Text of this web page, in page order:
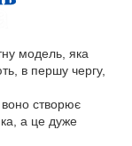
модель, яка
в першу чергу,
створює
а це дуже